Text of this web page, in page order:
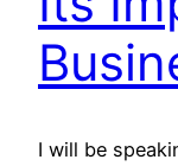
I will be